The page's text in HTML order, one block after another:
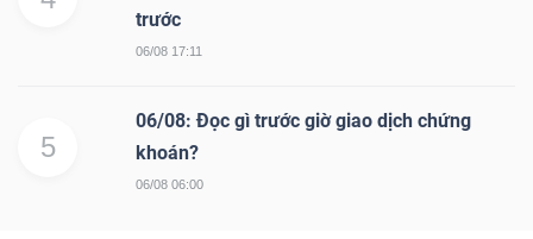
trước
06/08 17:11
5
06/08: Đọc gì trước giờ giao dịch chứng
khoán?
06/08 06:00